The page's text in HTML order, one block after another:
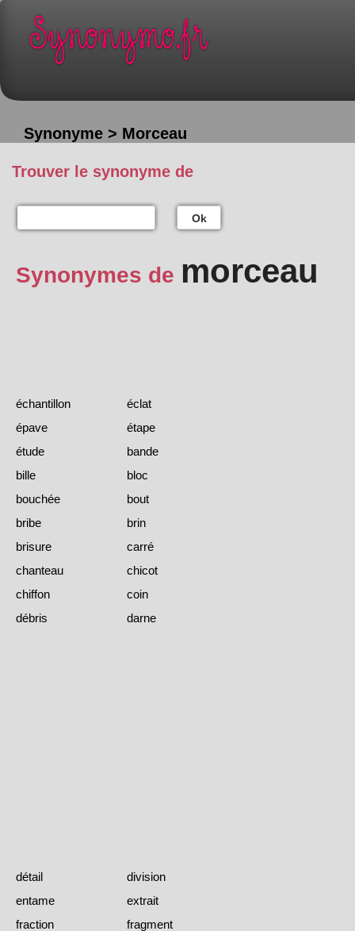
Synonyme > Morceau
Trouver le synonyme de
Ok
Synonymes de morceau
échantillon
éclat
épave
étape
étude
bande
bille
bloc
bouchée
bout
bribe
brin
brisure
carré
chanteau
chicot
chiffon
coin
débris
darne
détail
division
entame
extrait
fraction
fragment